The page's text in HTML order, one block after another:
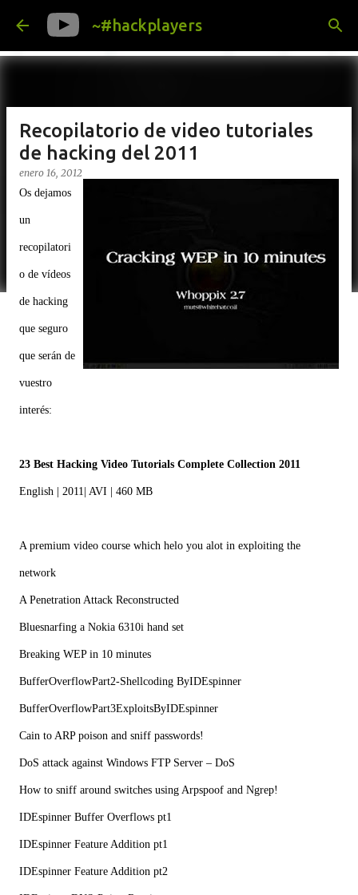
Ir al contenido principal
~#hackplayers
Recopilatorio de video tutoriales
de hacking del 2011
enero 16, 2012
Os dejamos
un
recopilatori
o de vídeos
de hacking
que seguro
que serán de
vuestro
interés:
23 Best Hacking Video Tutorials Complete Collection 2011
English | 2011| AVI | 460 MB
A premium video course which helo you alot in exploiting the
network
A Penetration Attack Reconstructed
Bluesnarfing a Nokia 6310i hand set
Breaking WEP in 10 minutes
BufferOverflowPart2-Shellcoding ByIDEspinner
BufferOverflowPart3ExploitsByIDEspinner
Cain to ARP poison and sniff passwords!
DoS attack against Windows FTP Server – DoS
How to sniff around switches using Arpspoof and Ngrep!
IDEspinner Buffer Overflows pt1
IDEspinner Feature Addition pt1
IDEspinner Feature Addition pt2